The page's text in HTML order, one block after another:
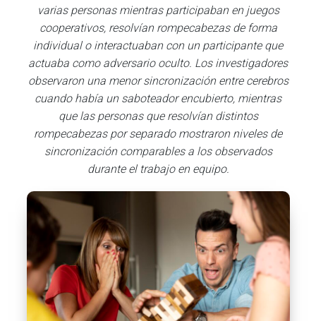
varias personas mientras participaban en juegos
cooperativos, resolvían rompecabezas de forma
individual o interactuaban con un participante que
actuaba como adversario oculto. Los investigadores
observaron una menor sincronización entre cerebros
cuando había un saboteador encubierto, mientras
que las personas que resolvían distintos
rompecabezas por separado mostraron niveles de
sincronización comparables a los observados
durante el trabajo en equipo.